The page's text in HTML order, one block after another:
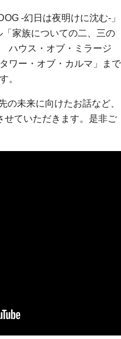
-幻日は夜明けに沈む-」
家族についての二、三の
ハウス・オブ・ミラージ
ワー・オブ・カルマ」まで
。
の未来に向けたお話など、
せていただきます。是非ご